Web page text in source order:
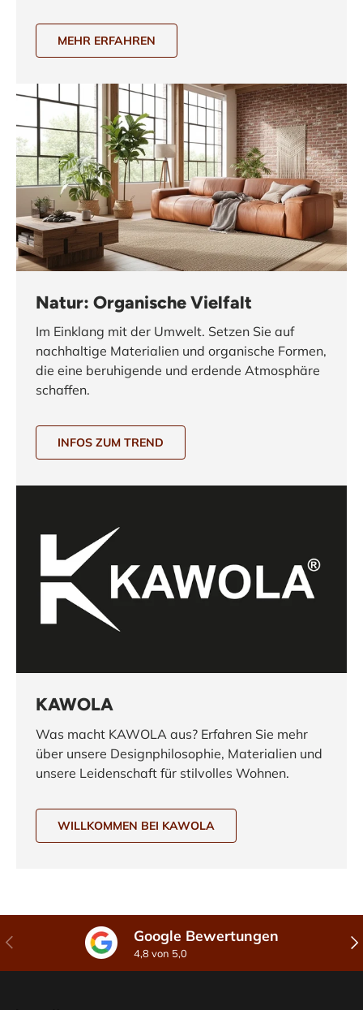
MEHR ERFAHREN
Natur: Organische Vielfalt
Im Einklang mit der Umwelt. Setzen Sie auf
nachhaltige Materialien und organische Formen,
die eine beruhigende und erdende Atmosphäre
schaffen.
INFOS ZUM TREND
KAWOLA
Was macht KAWOLA aus? Erfahren Sie mehr
über unsere Designphilosophie, Materialien und
unsere Leidenschaft für stilvolles Wohnen.
WILLKOMMEN BEI KAWOLA
Vorherige Google Bewertungen
4,8 von 5,0